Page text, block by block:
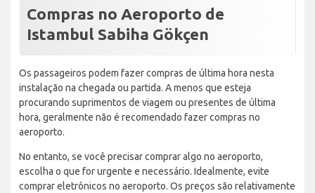
Compras no Aeroporto de
Istambul Sabiha Gökçen
Os passageiros podem fazer compras de última hora nesta
instalação na chegada ou partida. A menos que esteja
procurando suprimentos de viagem ou presentes de última
hora, geralmente não é recomendado fazer compras no
aeroporto.
No entanto, se você precisar comprar algo no aeroporto,
escolha o que for urgente e necessário. Idealmente, evite
comprar eletrônicos no aeroporto. Os preços são relativamente